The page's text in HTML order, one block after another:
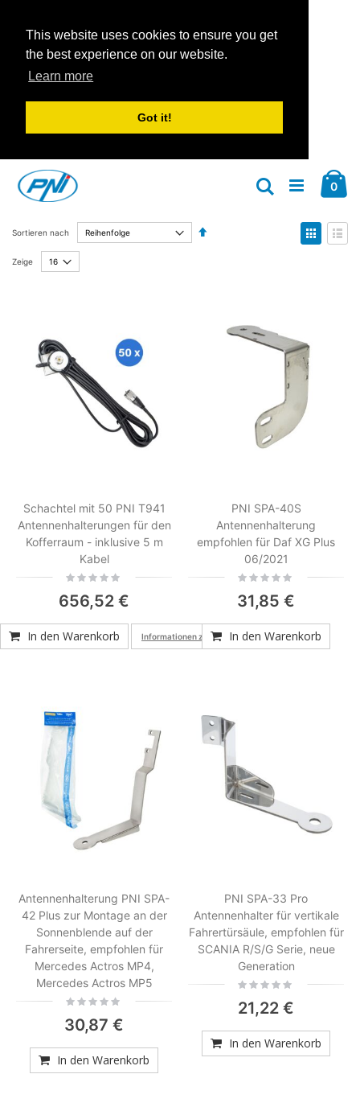
This website uses cookies to ensure you get
the best experience on our website.
Learn more
Got it!
Inhalt
springen
0
Suche
Sortieren nach
Anzeigen
als
Zeige
Schachtel mit 50 PNI T941
Antennenhalterungen für den
Kofferraum - inklusive 5 m
Kabel
Rating:
656,52 €
In den Warenkorb Informationen zur Produktkonformität
PNI SPA-40S
Antennenhalterung
empfohlen für Daf XG Plus
06/2021
Rating:
31,85 €
In den Warenkorb
Antennenhalterung PNI SPA-
42 Plus zur Montage an der
Sonnenblende auf der
Fahrerseite, empfohlen für
Mercedes Actros MP4,
Mercedes Actros MP5
Rating:
30,87 €
In den Warenkorb
PNI SPA-33 Pro
Antennenhalter für vertikale
Fahrertürsäule, empfohlen für
SCANIA R/S/G Serie, neue
Generation
Rating:
21,22 €
In den Warenkorb